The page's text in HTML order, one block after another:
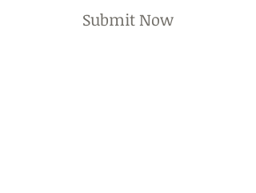
Submit Now